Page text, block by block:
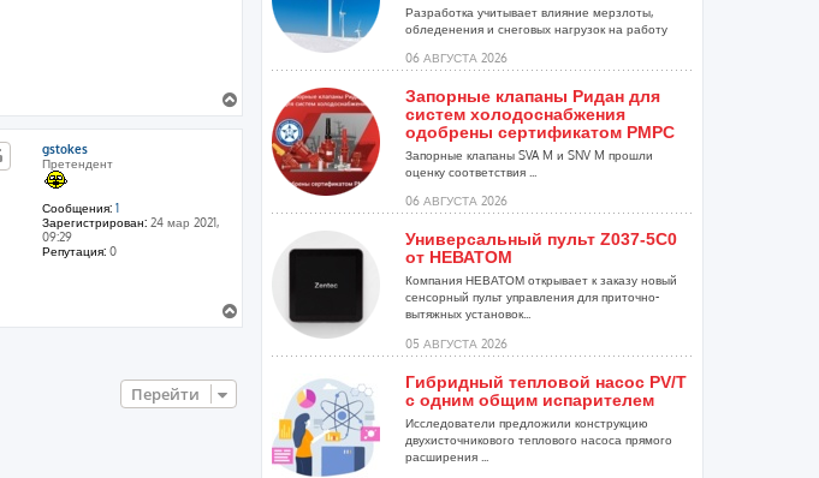
е
р
gstokes
Претендент
Сообщения: 1
Зарегистрирован:24 мар 2021,
09:29
Репутация: 0
е
Перейти
Разработка учитывает влияние мерзлоты,
обледенения и снеговых нагрузок на работу
06 АВГУСТА 2026
Запорные клапаны Ридан для
систем холодоснабжения
одобрены сертификатом РМРС
Запорные клапаны SVA M и SNV M прошли
оценку соответствия ...
06 АВГУСТА 2026
Универсальный пульт Z037-5C0
от НЕВАТОМ
Компания НЕВАТОМ открывает к заказу новый
сенсорный пульт управления для приточно-
вытяжных установок...
05 АВГУСТА 2026
Гибридный тепловой насос PV/T
с одним общим испарителем
Исследователи предложили конструкцию
двухисточникового теплового насоса прямого
расширения ...